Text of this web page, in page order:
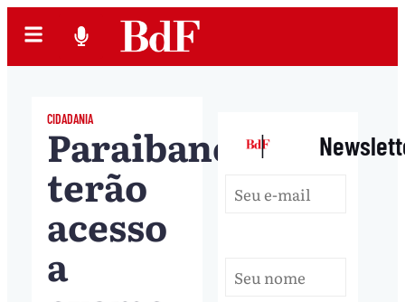
CIDADANIA
Paraibanos
terão
acesso
a
|